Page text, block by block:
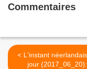
Commentaires
< L'instant néerlandais du
jour (2017_06_20):